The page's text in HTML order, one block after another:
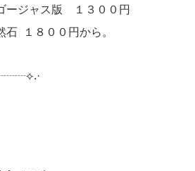
ージャス版 １３００円
石 １８００円から。